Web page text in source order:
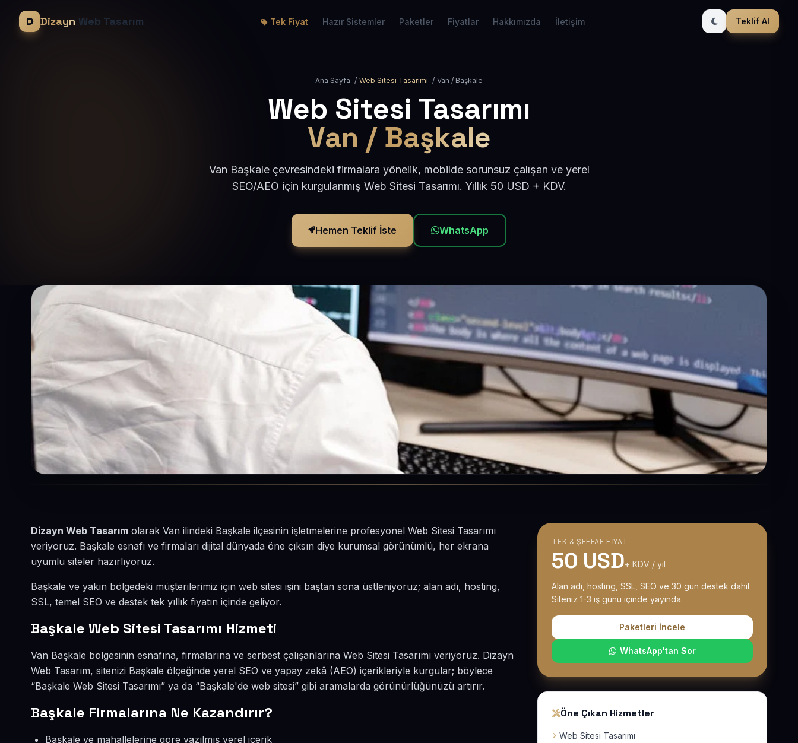
Dizayn Web Tasarım Tek Fiyat Hazır Sistemler Paketler Fiyatlar Hakkımızda İletişim Teklif Al
Ana Sayfa / Web Sitesi Tasarımı / Van / Başkale
Web Sitesi Tasarımı
Van / Başkale
Van Başkale çevresindeki firmalara yönelik, mobilde sorunsuz çalışan ve yerel
SEO/AEO için kurgulanmış Web Sitesi Tasarımı. Yıllık 50 USD + KDV.
Hemen Teklif İste WhatsApp
Dizayn Web Tasarım olarak Van ilindeki Başkale ilçesinin işletmelerine profesyonel Web Sitesi Tasarımı
veriyoruz. Başkale esnafı ve firmaları dijital dünyada öne çıksın diye kurumsal görünümlü, her ekrana
uyumlu siteler hazırlıyoruz.
Başkale ve yakın bölgedeki müşterilerimiz için web sitesi işini baştan sona üstleniyoruz; alan adı, hosting,
SSL, temel SEO ve destek tek yıllık fiyatın içinde geliyor.
Başkale Web Sitesi Tasarımı Hizmeti
Van Başkale bölgesinin esnafına, firmalarına ve serbest çalışanlarına Web Sitesi Tasarımı veriyoruz. Dizayn
Web Tasarım, sitenizi Başkale ölçeğinde yerel SEO ve yapay zekâ (AEO) içerikleriyle kurgular; böylece
“Başkale Web Sitesi Tasarımı” ya da “Başkale'de web sitesi” gibi aramalarda görünürlüğünüzü artırır.
Başkale Firmalarına Ne Kazandırır?
Başkale ve mahallelerine göre yazılmış yerel içerik
TEK & ŞEFFAF FIYAT
50 USD+ KDV / yıl
Alan adı, hosting, SSL, SEO ve 30 gün destek dahil.
Siteniz 1-3 iş günü içinde yayında.
Paketleri İncele
WhatsApp'tan Sor
Öne Çıkan Hizmetler
Web Sitesi Tasarımı